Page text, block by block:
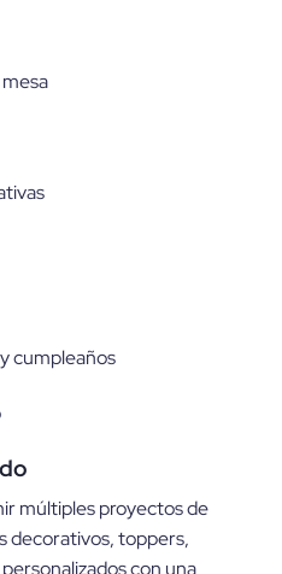
cumpleaños
múltiples proyectos de
decorativos, toppers,
con una